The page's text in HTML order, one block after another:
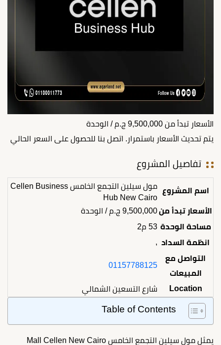
الأسعار تبدأ من 9,500,000 ج.م / الوحدة
يتم تحديث الأسعار باستمرار. اتصل بنا للحصول على السعر الحالي
تفاصيل المشروع
اسم المشروع
مول سيلين التجمع الخامس Cellen Business
Hub New Cairo
الأسعار تبدأ من9,500,000 ج.م / الوحدة
مساحة الوحدة 53 م2
انظمة السداد ,
التواصل مع
المبيعات
01157788125
Location شارع التسعين الشمالي
Table of Contents
يمثل مول سيلين التجمع الخامس Mall Cellen New Cairo